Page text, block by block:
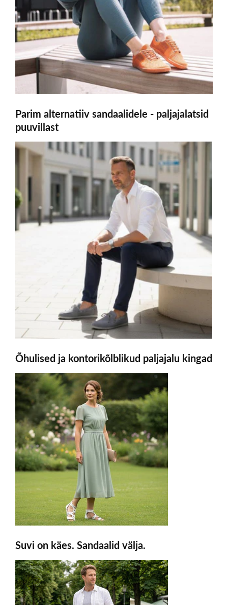
Parim alternatiiv sandaalidele - paljajalatsid
puuvillast
Õhulised ja kontorikõlblikud paljajalu kingad
Suvi on käes. Sandaalid välja.